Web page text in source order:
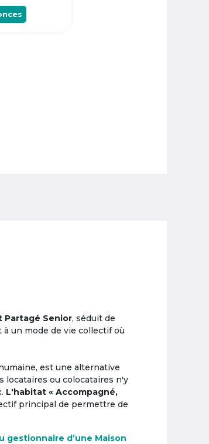
Partagé Senior, séduit de
un mode de vie collectif où
est une alternative
locataires ou colocataires n'y
L'habitat « Accompagné,
principal de permettre de
d’une Maison